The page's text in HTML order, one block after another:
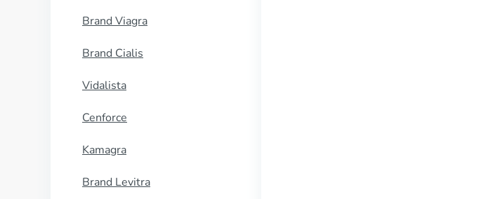
Brand Viagra
Brand Cialis
Vidalista
Cenforce
Kamagra
Brand Levitra